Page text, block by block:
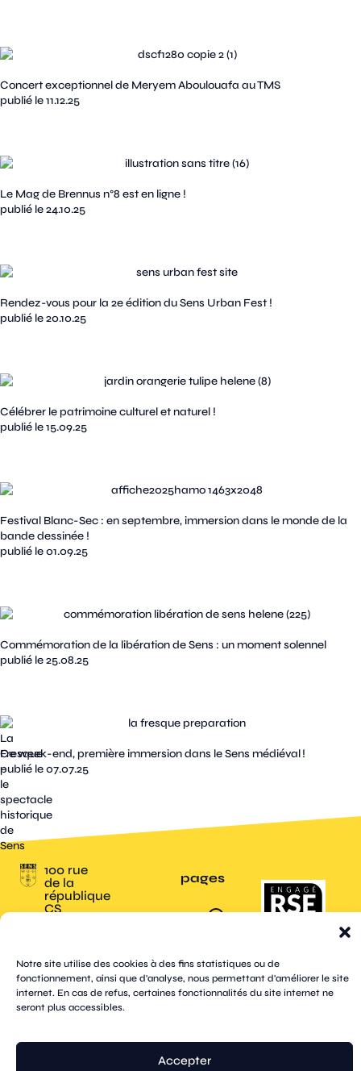
Notre site utilise des cookies à des fins statistiques ou de
fonctionnement, ainsi que d'analyse, nous permettant d'améliorer le site
internet. En cas de refus, certaines fonctionnalités du site internet ne
seront plus accessibles.
Accepter
Concert exceptionnel de Meryem Aboulouafa au TMS
publié le 11.12.25
Le Mag de Brennus n°8 est en ligne !
publié le 24.10.25
Rendez-vous pour la 2e édition du Sens Urban Fest !
publié le 20.10.25
Célébrer le patrimoine culturel et naturel !
publié le 15.09.25
Festival Blanc-Sec : en septembre, immersion dans le monde de la
bande dessinée !
publié le 01.09.25
Commémoration de la libération de Sens : un moment solennel
publié le 25.08.25
La
Fresque
–
le
spectacle
historique
de
Sens
Ce week-end, première immersion dans le Sens médiéval !
publié le 07.07.25
100 rue
de la
république
CS
Cedex
03 86 95
67 00
nousfacebook
instagram
threads
tik
tok
whatsapp
linkedin
youtube
twitter
(X)
pages